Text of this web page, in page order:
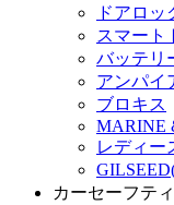
ドアロ
スマート
バッテリ
アンパイ
ブロキス
MARINE
レディー
カーセーフティ